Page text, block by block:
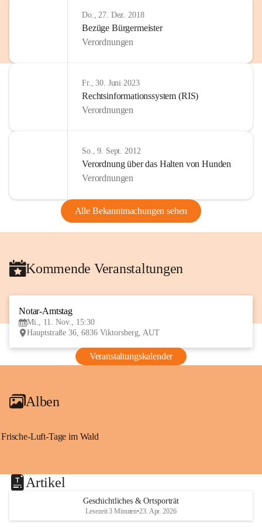
Do., 27. Dez. 2018
Bezüge Bürgermeister
Verordnungen
Fr., 30. Juni 2023
Rechtsinformationssystem (RIS)
Verordnungen
So., 9. Sept. 2012
Verordnung über das Halten von Hunden
Verordnungen
Alle Bekanntmachungen sehen
Kommende Veranstaltungen
Notar-Amtstag
Mi., 11. Nov., 15:30
Hauptstraße 36, 6836 Viktorsberg, AUT
Veranstaltungskalender
Alben
Frische-Luft-Tage im Wald
Artikel
Geschichtliches & Ortsporträt
Lesezeit 3 Minuten•23. Apr. 2026